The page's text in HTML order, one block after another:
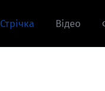
Стрічка Відео